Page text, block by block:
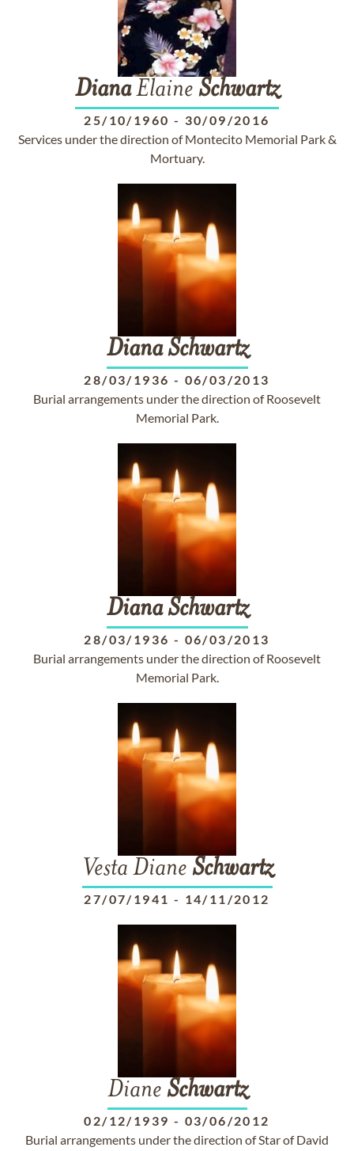
DianaElaine Schwartz
25/10/1960 - 30/09/2016
Services under the direction of Montecito Memorial Park &
Mortuary.
Diana Schwartz
28/03/1936 - 06/03/2013
Burial arrangements under the direction of Roosevelt
Memorial Park.
Diana Schwartz
28/03/1936 - 06/03/2013
Burial arrangements under the direction of Roosevelt
Memorial Park.
Vesta Diane Schwartz
27/07/1941 - 14/11/2012
Diane Schwartz
02/12/1939 - 03/06/2012
Burial arrangements under the direction of Star of David